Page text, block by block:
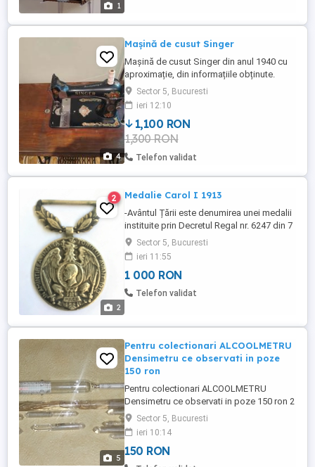
1
4
Mașină de cusut Singer
Mașină de cusut Singer din anul 1940 cu
aproximație, din informațiile obținute.
Arată foarte bine, singurul defect pe care îl
are este suveica care încurcă ață.
Sector 5, Bucuresti
ieri 12:10
1,100 RON
1,300 RON
Telefon validat
2
2 Medalie Carol I 1913
-Avântul Țării este denumirea unei medalii
instituite prin Decretul Regal nr. 6247 din 7
noiembrie 1913, care a fost decernată
tuturor militarilor și civililor participanți la
Campania din 1913, fiind singura
decorație oficială dedicată războiului din
1913. -Prefer adevaratii colectionari !
Sector 5, Bucuresti
ieri 11:55
1 000 RON
Telefon validat
5
Pentru colectionari ALCOOLMETRU
Densimetru ce observati in poze
150 ron
Pentru colectionari ALCOOLMETRU
Densimetru ce observati in poze 150 ron 2
bucati lungi 9 bucati scurte ce se afla in
poze pret 150 ron
Sector 5, Bucuresti
ieri 10:14
150 RON